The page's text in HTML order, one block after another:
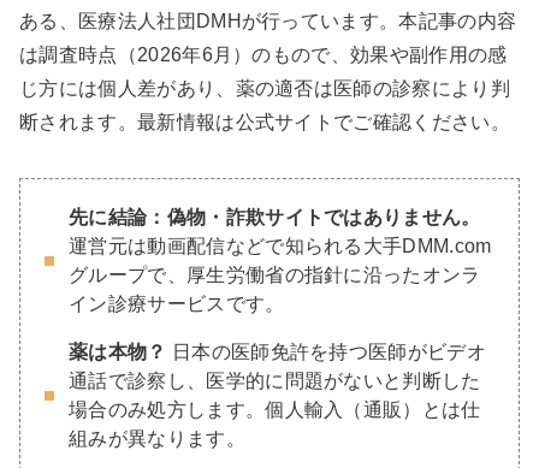
ある、医療法人社団DMHが行っています。本記事の内容
は調査時点（2026年6月）のもので、効果や副作用の感
じ方には個人差があり、薬の適否は医師の診察により判
断されます。最新情報は公式サイトでご確認ください。
先に結論：偽物・詐欺サイトではありません。
運営元は動画配信などで知られる大手DMM.com
グループで、厚生労働省の指針に沿ったオンラ
イン診療サービスです。
薬は本物？
日本の医師免許を持つ医師がビデオ
通話で診察し、医学的に問題がないと判断した
場合のみ処方します。個人輸入（通販）とは仕
組みが異なります。